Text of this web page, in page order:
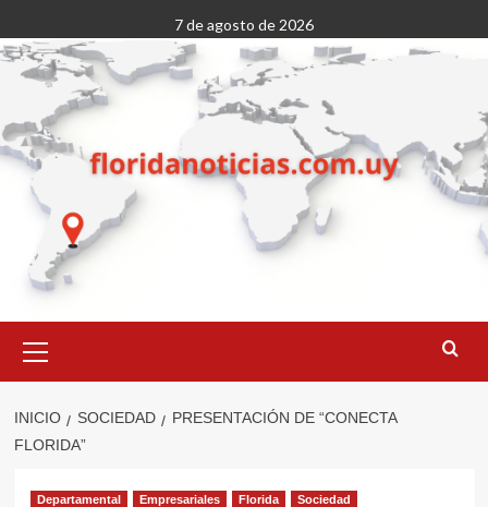
al
contenido
7 de agosto de 2026
primario
INICIO SOCIEDAD
PRESENTACIÓN DE “CONECTA
FLORIDA”
Departamental Empresariales Florida Sociedad